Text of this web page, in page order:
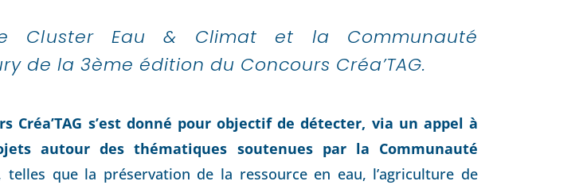
Cluster Eau & Climat et la Communauté
de la 3ème édition du Concours Créa’TAG.
s’est donné pour objectif de détecter, via un appel à
autour des thématiques soutenues par la Communauté
telles que la préservation de la ressource en eau, l’agriculture de